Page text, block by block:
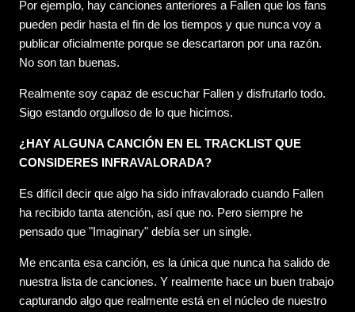
Por ejemplo, hay canciones anteriores a Fallen que los fans
pueden pedir hasta el fin de los tiempos y que nunca voy a
publicar oficialmente porque se descartaron por una razón.
No son tan buenas.
Realmente soy capaz de escuchar Fallen y disfrutarlo todo.
Sigo estando orgulloso de lo que hicimos.
¿HAY ALGUNA CANCIÓN EN EL TRACKLIST QUE
CONSIDERES INFRAVALORADA?
Es difícil decir que algo ha sido infravalorado cuando Fallen
ha recibido tanta atención, así que no. Pero siempre he
pensado que "Imaginary" debía ser un single.
Me encanta esa canción, es la única que nunca ha salido de
nuestra lista de canciones. Y realmente hace un buen trabajo
capturando algo que realmente está en el núcleo de nuestro